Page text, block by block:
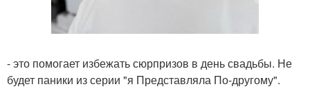
- это помогает избежать сюрпризов в день свадьбы. Не
будет паники из серии "я Представляла По-другому".